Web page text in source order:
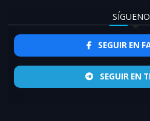
SEGUIR EN
SEGUIR EN